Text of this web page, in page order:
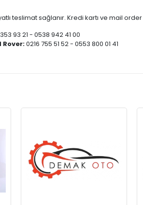
teslimat sağlanır. Kredi kartı ve mail
93 21 - 0538 942 41 00
Rover:0216 755 51 52 - 0553 800 01 41